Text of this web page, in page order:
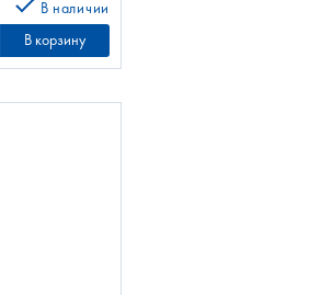
В наличии
В корзину